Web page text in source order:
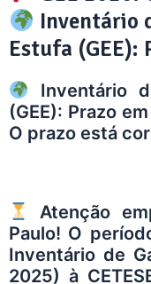
Inventário
Estufa (GEE):
Inventário
(GEE): Prazo
O prazo está
Atenção
Paulo! O
Inventário de
2025) à